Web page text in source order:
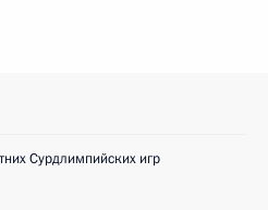
Сурдлимпийских игр